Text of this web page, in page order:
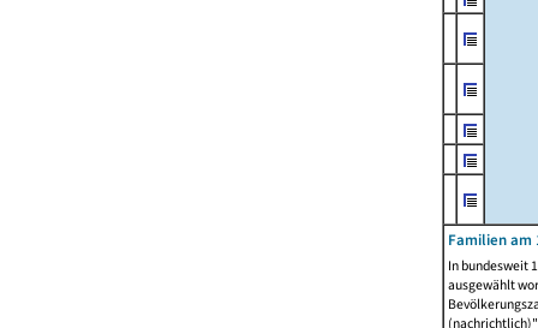
Familien am
In bundesweit
ausgewählt